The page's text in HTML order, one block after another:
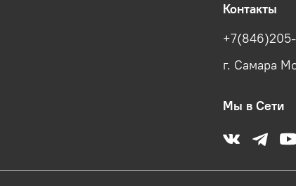
Контакты
+7(846)205-
г. Самара
Мы в Сети